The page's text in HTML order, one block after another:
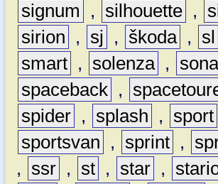
signum
, silhouette ,
sirion
, sj , škoda , sl
smart , solenza ,
spaceback ,
spider , splash , sport
sportsvan
, sprint ,
,
ssr , st , star ,